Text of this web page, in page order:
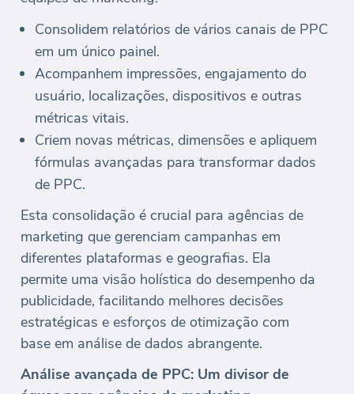
Consolidem relatórios de vários canais de PPC
em um único painel.
Acompanhem impressões, engajamento do
usuário, localizações, dispositivos e outras
métricas vitais.
Criem novas métricas, dimensões e apliquem
fórmulas avançadas para transformar dados
de PPC.
Esta consolidação é crucial para agências de
marketing que gerenciam campanhas em
diferentes plataformas e geografias. Ela
permite uma visão holística do desempenho da
publicidade, facilitando melhores decisões
estratégicas e esforços de otimização com
base em análise de dados abrangente.
Análise avançada de PPC: Um divisor de